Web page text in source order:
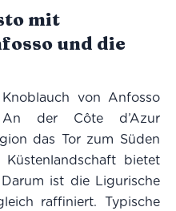
mit
und die
von Anfosso
der Côte d’Azur
das Tor zum Süden
bietet
ist die Ligurische
raffiniert. Typische